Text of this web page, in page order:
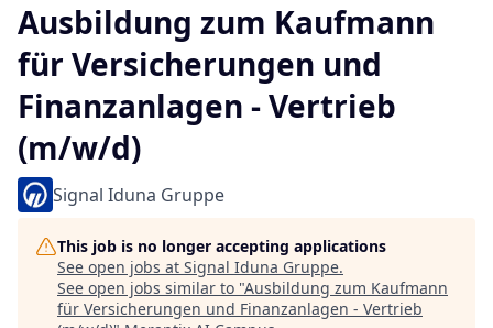
Ausbildung zum Kaufmann
für Versicherungen und
Finanzanlagen - Vertrieb
(m/w/d)
Signal Iduna Gruppe
This job is no longer accepting applications
See open jobs at Signal Iduna Gruppe.
See open jobs similar to "Ausbildung zum Kaufmann
für Versicherungen und Finanzanlagen - Vertrieb